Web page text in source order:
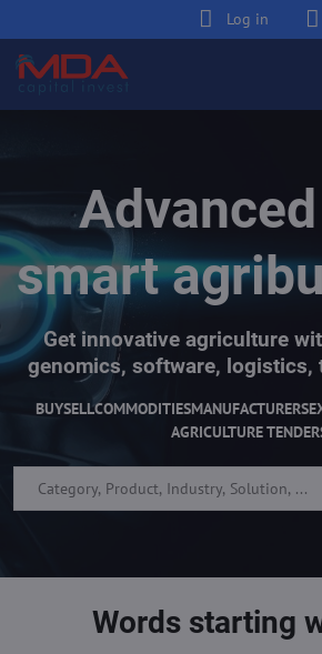
Log in
smart
Get innovative agriculture
genomics, software, logistics,
BUYSELLCOMMODITIESMANUFACTURERS
AGRICULTURE
Words starting